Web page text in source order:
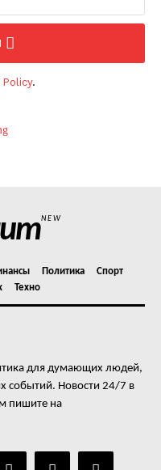
Policy.
NEW
Политика
Спорт
Техно
для думающих людей,
событий. Новости 24/7 в
пишите на